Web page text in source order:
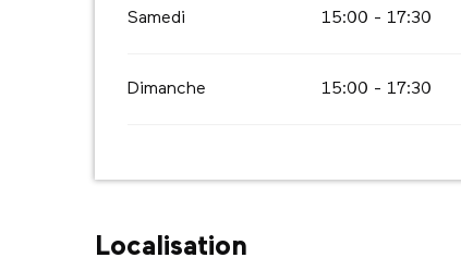
Samedi 15:00 - 17:30
Dimanche 15:00 - 17:30
Localisation